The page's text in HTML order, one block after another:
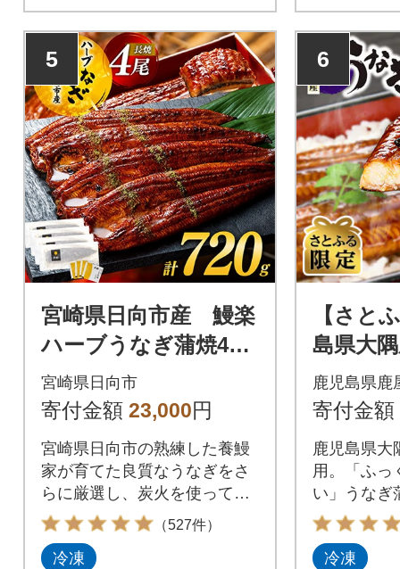
お召し上が
5
宮崎県日向市産 鰻楽
ハーブうなぎ蒲焼4尾
(計720g)
宮崎県日向市
寄付金額 23,000円
宮崎県日向市の熟練した養鰻
家が育てた良質なうなぎをさ
らに厳選し、炭火を使って丹
念に焼き上げました。
（527件）
冷凍
6
【さと
島県大
4尾(計
鹿児島県鹿
寄付金額
鹿児島県大
用。「ふっ
い」うなぎ
す。
冷凍